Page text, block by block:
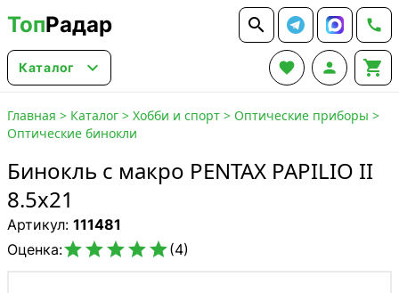
ТопРадар  
Каталог    
Главная > Каталог > Хобби и спорт > Оптические приборы >
Оптические бинокли
Бинокль с макро PENTAX PAPILIO II
8.5x21
Артикул: 111481
Оценка:(4)